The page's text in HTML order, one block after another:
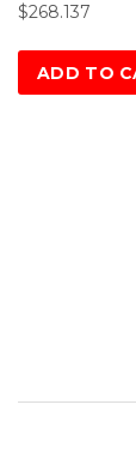
$268.137
ADD TO